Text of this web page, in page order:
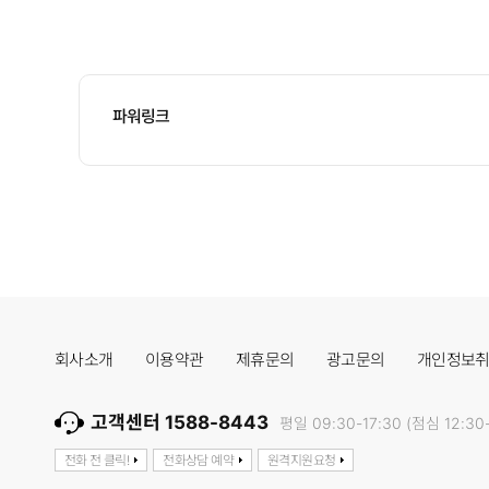
파워링크
회사소개 이용약관 제휴문의 광고문의 개인정보
고객센터 1588-8443 평일 09:30-17:30 (점심
전화 전 클릭! 전화상담 예약 원격지원요청